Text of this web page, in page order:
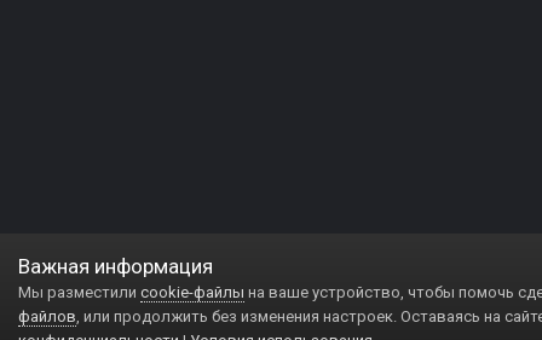
Важная информация
Мы разместили cookie-файлы на ваше устройство, чтобы помочь
файлов, или продолжить без изменения настроек. Оставаясь на